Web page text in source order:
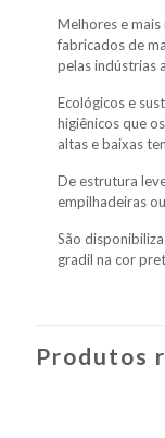
Melhores e
fabricados de
pelas indústrias
Ecológicos e
higiênicos que
altas e baixas
De estrutura
empilhadeiras
São
gradil na cor
Produtos